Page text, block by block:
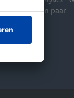
dazu ein paar